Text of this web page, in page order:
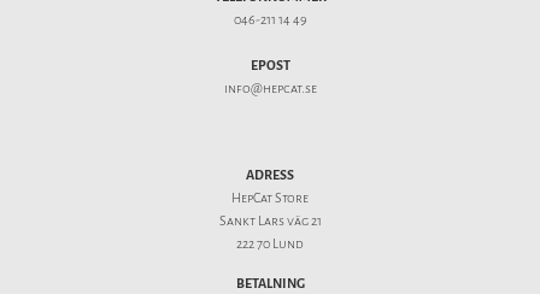
046-211 14 49
EPOST
info@hepcat.se
ADRESS
HepCat Store
Sankt Lars väg 21
222 70 Lund
BETALNING